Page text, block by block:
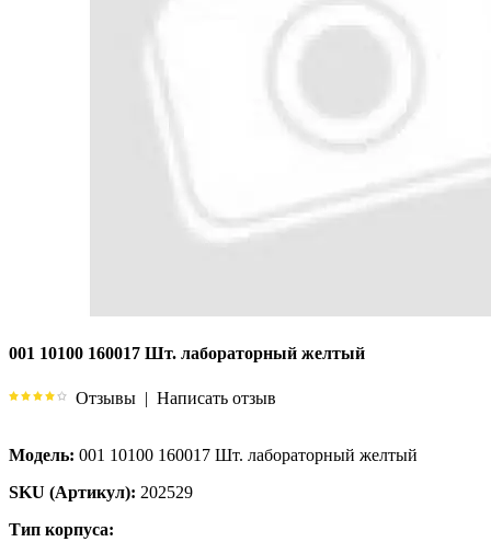
001 10100 160017 Шт. лабораторный желтый
Отзывы | Написать отзыв
Модель: 001 10100 160017 Шт. лабораторный желтый
SKU (Артикул): 202529
Тип корпуса: